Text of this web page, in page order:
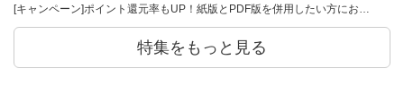
[キャンペーン]ポイント還元率もUP！紙版とPDF版を併用したい方にお…
特集をもっと見る